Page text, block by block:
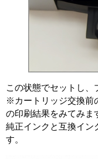
製品タ
この状態でセットし、
※カートリッジ交換前
の印刷結果をみてみま
純正インクと互換イン
す。